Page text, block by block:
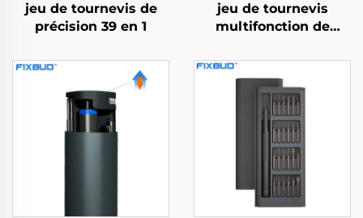
jeu de tournevis de
précision 39 en 1
jeu de tournevis
multifonction de